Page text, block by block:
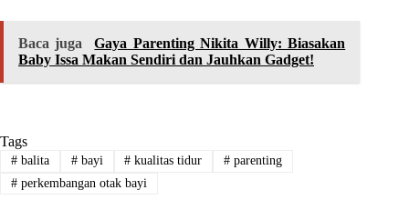
Baca juga
Gaya Parenting Nikita Willy: Biasakan
Baby Issa Makan Sendiri dan Jauhkan Gadget!
Tags
#balita #bayi # kualitas tidur # parenting
#perkembangan otak bayi